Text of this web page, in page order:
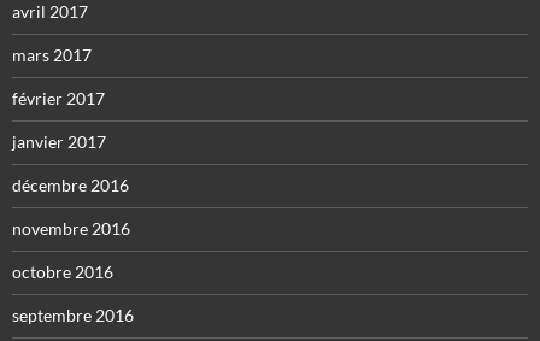
avril 2017
mars 2017
février 2017
janvier 2017
décembre 2016
novembre 2016
octobre 2016
septembre 2016